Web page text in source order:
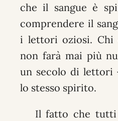
che il sangue è
comprendere il
i lettori oziosi. Chi
non farà mai più
un secolo di lettori
lo stesso spirito.
Il fatto che tutti